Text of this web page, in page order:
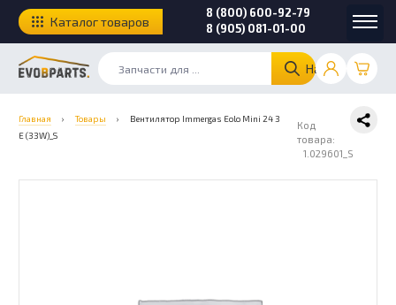
Найти
8 (800) 600-92-79
8 (905) 081-01-00
Каталог товаров
Главная › Товары ›
Вентилятор Immergas Eolo Mini 24 3
E (33W)_S
Код
товара:
1.029601_S